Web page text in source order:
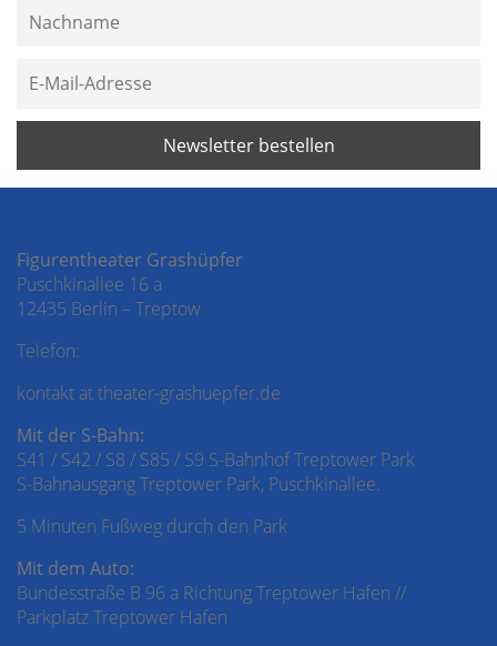
Figurentheater Grashüpfer
Puschkinallee 16 a
12435 Berlin – Treptow
Telefon:
kontakt at theater-grashuepfer.de
Mit der S-Bahn:
S41 / S42 / S8 / S85 / S9 S-Bahnhof Treptower Park
S-Bahnausgang Treptower Park, Puschkinallee.
5 Minuten Fußweg durch den Park
Mit dem Auto:
Bundesstraße B 96 a Richtung Treptower Hafen //
Parkplatz Treptower Hafen